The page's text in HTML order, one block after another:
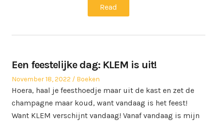
Read
Een feestelijke dag: KLEM is uit!
Posted
on
November 18, 2022
Posted
in
Boeken
Hoera, haal je feesthoedje maar uit de kast en zet de
champagne maar koud, want vandaag is het feest!
Want KLEM verschijnt vandaag! Vanaf vandaag is mijn